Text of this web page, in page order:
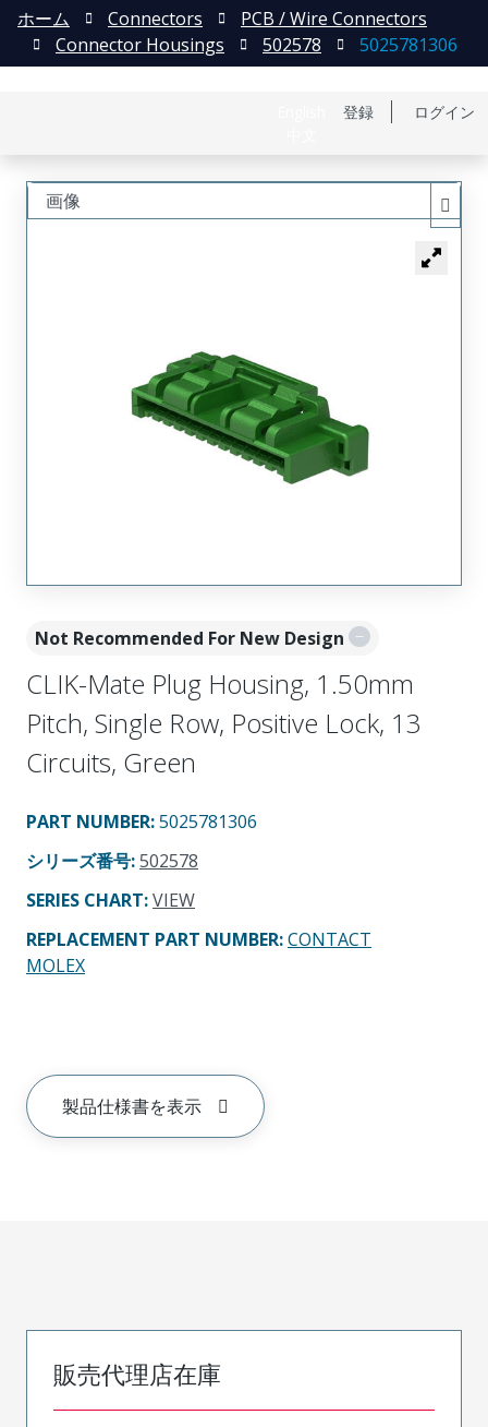
登録 ログイン
ホーム Connectors
PCB / Wire Connectors
Connector Housings
502578 5025781306
Not Recommended For New Design
CLIK-Mate Plug Housing, 1.50mm
Pitch, Single Row, Positive Lock, 13
Circuits, Green
PART NUMBER:5025781306
シリーズ番号:502578
SERIES CHART:VIEW
REPLACEMENT PART NUMBER:CONTACT
MOLEX
製品仕様書を表示
画像
販売代理店在庫